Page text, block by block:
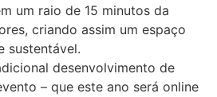
um raio de 15 minutos da
criando assim um espaço
sustentável.
desenvolvimento de
– que este ano será online